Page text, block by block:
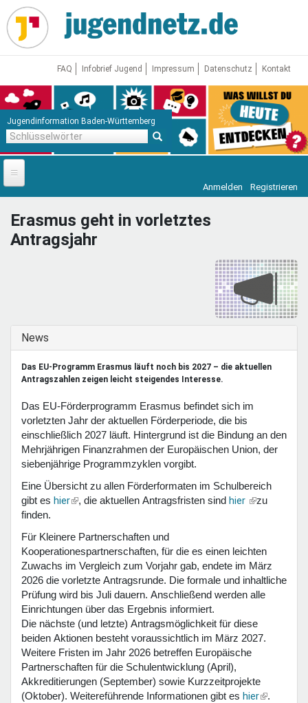
Direkt
zum
Inhalt
FAQ Infobrief Jugend Impressum Datenschutz Kontakt
Jugendinformation Baden-Württemberg
Startseite
News
Jugendnetz
Schule & Beruf
Demokratie & Beteiligung
Anmelden Registrieren
Erasmus geht in vorletztes
Antragsjahr
Ausblenden
News
Das EU-Programm Erasmus läuft noch bis 2027 – die aktuellen
Antragszahlen zeigen leicht steigendes Interesse.
Das EU-Förderprogramm Erasmus befindet sich im
vorletzten Jahr der aktuellen Förderperiode, die bis
einschließlich 2027 läuft. Hintergrund ist die Bindung an den
Mehrjährigen Finanzrahmen der Europäischen Union, der
siebenjährige Programmzyklen vorgibt.
Eine Übersicht zu allen Förderformaten im Schulbereich
gibt es hier(Link
ist
, die aktuellen Antragsfristen sind hier (Link
zu
finden.
Für Kleinere Partnerschaften und
Kooperationespartnerschaften, für die es einen leichten
Zuwachs im Vergleich zum Vorjahr gab, endete im März
2026 die vorletzte Antragsrunde. Die formale und inhaltliche
Prüfung wird bis Juli dauern. Anschließend werden alle
Einrichtungen über das Ergebnis informiert.
Die nächste (und letzte) Antragsmöglichkeit für diese
beiden Aktionen besteht voraussichtlich im März 2027.
Weitere Fristen im Jahr 2026 betreffen Europäische
Partnerschaften für die Schulentwicklung (April),
Akkreditierungen (September) sowie Kurzzeitprojekte
(Oktober). Weitereführende Informationen gibt es hier(Link
.